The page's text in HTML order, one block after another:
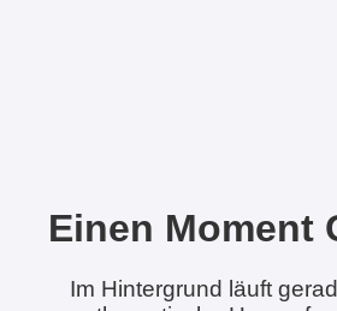
Einen Moment
Im Hintergrund läuft